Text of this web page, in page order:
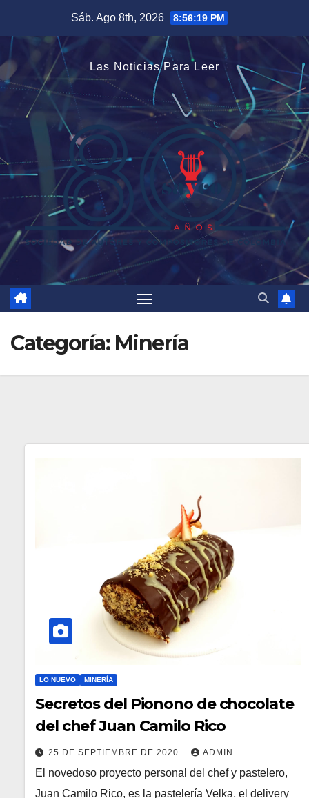
contenido
Sáb. Ago 8th, 2026 8:56:20 PM
Las Noticias Para Leer
Categoría: Minería
LO NUEVO MINERÍA
Secretos del Pionono de chocolate
del chef Juan Camilo Rico
25 DE SEPTIEMBRE DE 2020 ADMIN
El novedoso proyecto personal del chef y pastelero,
Juan Camilo Rico, es la pastelería Velka, el delivery